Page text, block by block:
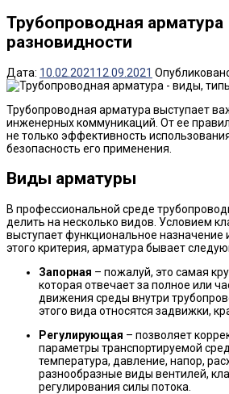
Трубопроводная
разновидности
Дата: 10.02.2021 12.09.2021
Трубопроводная арматура выступает
инженерных коммуникаций. От ее
не только эффективность
безопасность его применения.
Виды арматуры
В профессиональной среде
делить на несколько видов. Условием
выступает функциональное назначение
этого критерия, арматура бывает
Запорная – пожалуй, это самая
которая отвечает за полное или
движения среды внутри
этого вида относятся задвижки,
Регулирующая – позволяет
параметры транспортируемой
температура, давление, напор,
разнообразные виды вентилей,
регулирования силы потока.